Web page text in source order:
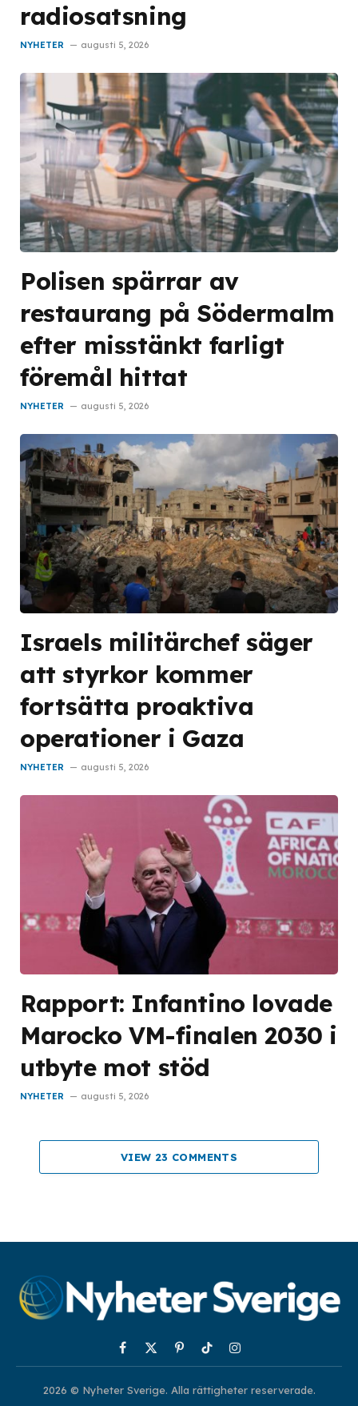
radiosatsning
NYHETER augusti 5, 2026
Polisen spärrar av
restaurang på Södermalm
efter misstänkt farligt
föremål hittat
NYHETER augusti 5, 2026
Israels militärchef säger
att styrkor kommer
fortsätta proaktiva
operationer i Gaza
NYHETER augusti 5, 2026
Rapport: Infantino lovade
Marocko VM-finalen 2030 i
utbyte mot stöd
NYHETER augusti 5, 2026
VIEW 23 COMMENTS
Facebook
X
PinterestTikTokInstagram
2026 © Nyheter Sverige. Alla rättigheter reserverade.